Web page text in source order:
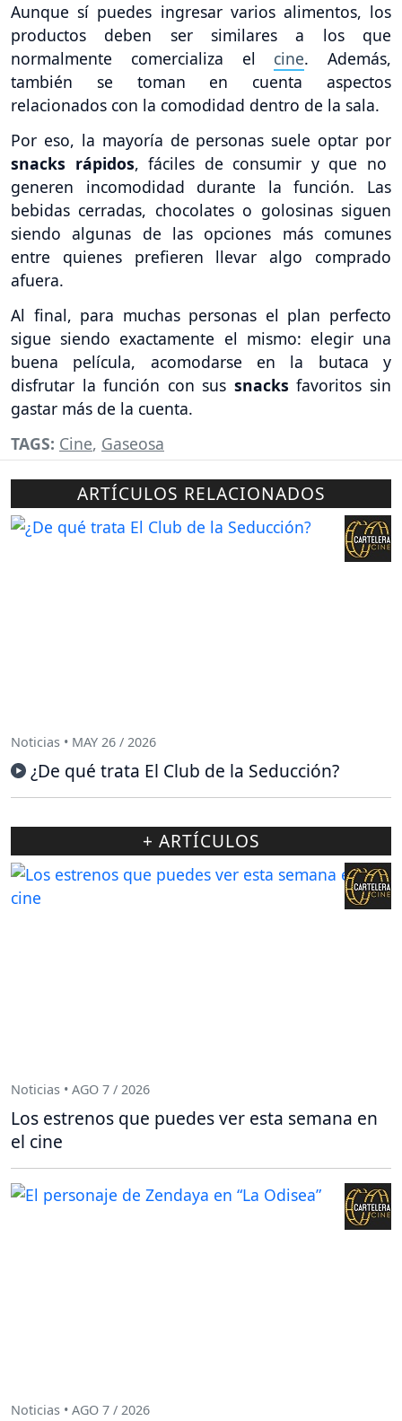
Aunque sí puedes ingresar varios alimentos, los
productos deben ser similares a los que
normalmente comercializa el cine. Además,
también se toman en cuenta aspectos
relacionados con la comodidad dentro de la sala.
Por eso, la mayoría de personas suele optar por
snacks rápidos, fáciles de consumir y que no
generen incomodidad durante la función. Las
bebidas cerradas, chocolates o golosinas siguen
siendo algunas de las opciones más comunes
entre quienes prefieren llevar algo comprado
afuera.
Al final, para muchas personas el plan perfecto
sigue siendo exactamente el mismo: elegir una
buena película, acomodarse en la butaca y
disfrutar la función con sus snacksfavoritos sin
gastar más de la cuenta.
TAGS: Cine, Gaseosa
ARTÍCULOS RELACIONADOS
Noticias • MAY 26 / 2026
¿De qué trata El Club de la Seducción?
+ ARTÍCULOS
Noticias • AGO 7 / 2026
Los estrenos que puedes ver esta semana en
el cine
Noticias • AGO 7 / 2026